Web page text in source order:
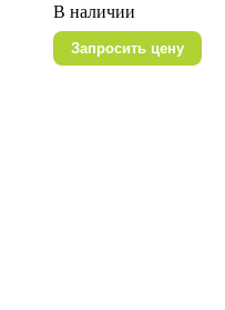
В наличии
Запросить цену